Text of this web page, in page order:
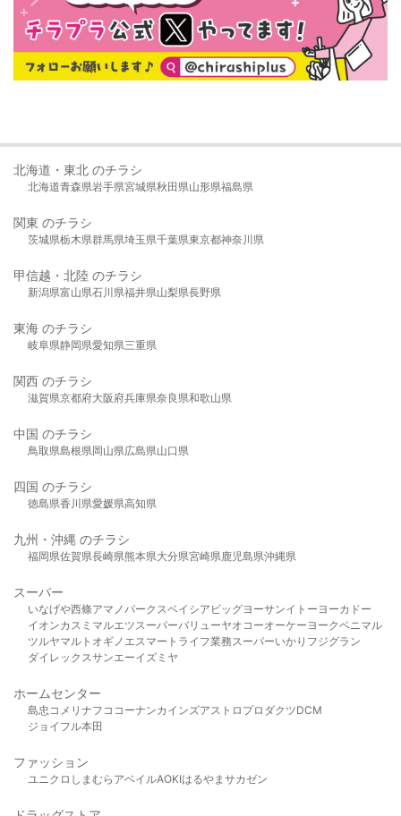
北海道・東北 のチラシ
北海道青森県岩手県宮城県秋田県山形県福島県
関東 のチラシ
茨城県栃木県群馬県埼玉県千葉県東京都神奈川県
甲信越・北陸 のチラシ
新潟県富山県石川県福井県山梨県長野県
東海 のチラシ
岐阜県静岡県愛知県三重県
関西 のチラシ
滋賀県京都府大阪府兵庫県奈良県和歌山県
中国 のチラシ
鳥取県島根県岡山県広島県山口県
四国 のチラシ
徳島県香川県愛媛県高知県
九州・沖縄 のチラシ
福岡県佐賀県長崎県熊本県大分県宮崎県鹿児島県沖縄県
スーパー
いなげや西條アマノパークスベイシア ビッグヨーサンイトーヨーカドー
イオンカスミ マルエツスーパーバリューヤオコーオーケー ヨークベニマル
ツルヤマルト オギノ エスマート ライフ業務スーパーいかり フジグラン
ダイレックスサンエーイズミヤ
ホームセンター
島忠 コメリ ナフコ コーナンカインズアストロプロダクツDCM
ジョイフル本田
ファッション
ユニクロ しまむら アベイルAOKIはるやま サカゼン